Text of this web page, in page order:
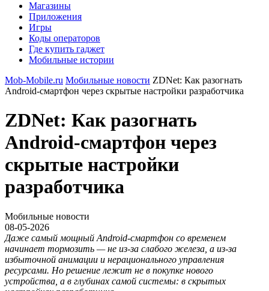
Магазины
Приложения
Игры
Коды операторов
Где купить гаджет
Мобильные истории
Mob-Mobile.ru Мобильные новости ZDNet: Как разогнать
Android-смартфон через скрытые настройки разработчика
ZDNet: Как разогнать
Android-смартфон через
скрытые настройки
разработчика
Мобильные новости
08-05-2026
Даже самый мощный Android-смартфон со временем
начинает тормозить — не из-за слабого железа, а из-за
избыточной анимации и нерационального управления
ресурсами. Но решение лежит не в покупке нового
устройства, а в глубинах самой системы: в скрытых